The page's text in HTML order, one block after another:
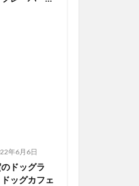
年6月6日
ドッグラ
ッグカフェ